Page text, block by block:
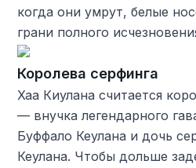
когда они умрут, белые
грани полного
Королева серфинга
Хаа Киулана считается
— внучка легендарного
Буффало Кеулана и дочь
Кеулана. Чтобы дольше